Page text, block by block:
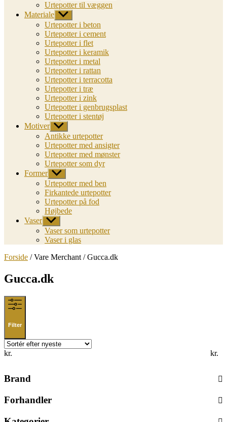
Urtepotter til væggen
Materiale Vis
undermenu
Urtepotter i beton
Urtepotter i cement
Urtepotter i flet
Urtepotter i keramik
Urtepotter i metal
Urtepotter i rattan
Urtepotter i terracotta
Urtepotter i træ
Urtepotter i zink
Urtepotter i genbrugsplast
Urtepotter i stentøj
Motiver Vis
undermenu
Antikke urtepotter
Urtepotter med ansigter
Urtepotter med mønster
Urtepotter som dyr
Former Vis
undermenu
Urtepotter med ben
Firkantede urtepotter
Urtepotter på fod
Højbede
Vaser Vis
undermenu
Vaser som urtepotter
Vaser i glas
Forside / Vare Merchant / Gucca.dk
Gucca.dk
Filter
kr. kr.
Brand
Forhandler